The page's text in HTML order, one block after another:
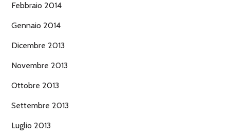
Febbraio 2014
Gennaio 2014
Dicembre 2013
Novembre 2013
Ottobre 2013
Settembre 2013
Luglio 2013